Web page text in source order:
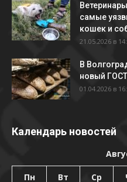
самые
кошек и
21.05.2026 в
В
новый
01.04.2026 в
Календарь новостей
Пн Вт Ср